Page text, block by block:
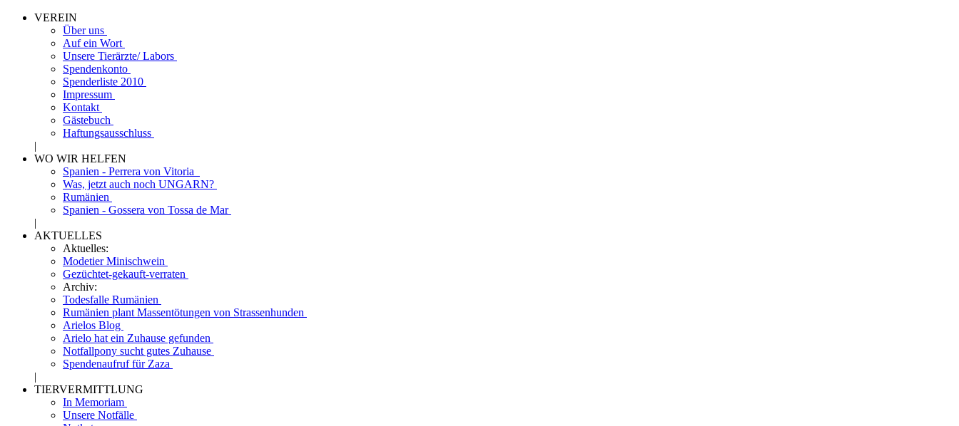
VEREIN
Über uns
Auf ein Wort
Unsere Tierärzte/ Labors
Spendenkonto
Spenderliste 2010
Impressum
Kontakt
Gästebuch
Haftungsausschluss
|
WO WIR HELFEN
Spanien - Perrera von Vitoria
Was, jetzt auch noch UNGARN?
Rumänien
Spanien - Gossera von Tossa de Mar
|
AKTUELLES
Aktuelles:
Modetier Minischwein
Gezüchtet-gekauft-verraten
Archiv:
Todesfalle Rumänien
Rumänien plant Massentötungen von Strassenhunden
Arielos Blog
Arielo hat ein Zuhause gefunden
Notfallpony sucht gutes Zuhause
Spendenaufruf für Zaza
|
TIERVERMITTLUNG
In Memoriam
Unsere Notfälle